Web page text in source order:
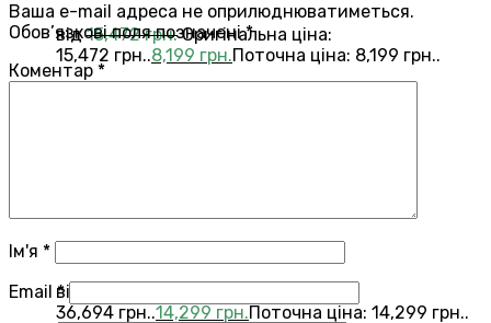
від15,472грн. Оригінальна ціна:
15,472 грн..8,199 грн.Поточна ціна: 8,199 грн..
від
36,694 грн..14,299 грн.Поточна ціна: 14,299 грн..
Ваша e-mail адреса не оприлюднюватиметься.
Обов’язкові поля позначені*
Коментар *
Ім'я *
Email *